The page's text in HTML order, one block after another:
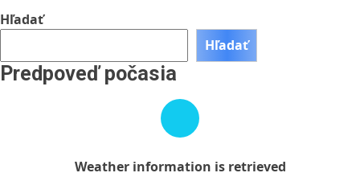
Hľadať
Hľadať
Predpoveď počasia
Weather
information
retrieved
Weather information is retrieved